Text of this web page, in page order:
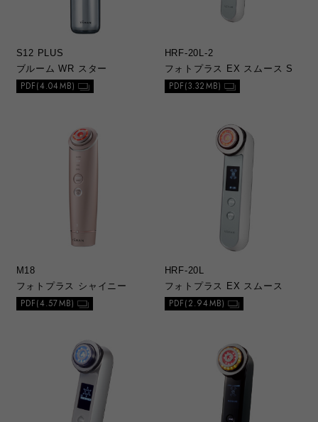
S12 PLUS
ブルーム WR スター
PDF(4.04MB)
HRF-20L-2
フォトプラス EX スムース S
PDF(3.32MB)
M18
フォトプラス シャイニー
PDF(4.57MB)
HRF-20L
フォトプラス EX スムース
PDF(2.94MB)